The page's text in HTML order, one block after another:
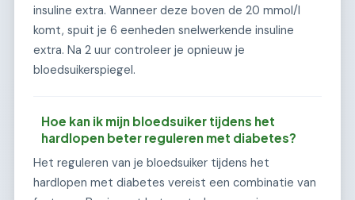
insuline extra. Wanneer deze boven de 20 mmol/l
komt, spuit je 6 eenheden snelwerkende insuline
extra. Na 2 uur controleer je opnieuw je
bloedsuikerspiegel.
Hoe kan ik mijn bloedsuiker tijdens het
hardlopen beter reguleren met diabetes?
Het reguleren van je bloedsuiker tijdens het
hardlopen met diabetes vereist een combinatie van